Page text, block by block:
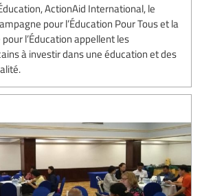
ActionAid International, le
pour l’Éducation Pour Tous et la
l’Éducation appellent les
à investir dans une éducation et des